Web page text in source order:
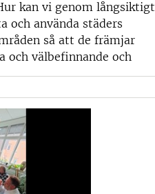
kan vi genom långsiktigt
och använda städers
så att de främjar
och välbefinnande och